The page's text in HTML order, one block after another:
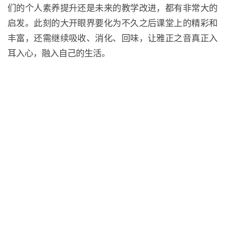
们的个人素养提升还是未来的教学改进，都有非常大的
启发。此刻的大开眼界要化为不久之后课堂上的精彩和
丰富，还需继续吸收、消化、回味，让雅正之音真正入
耳入心，融入自己的生活。